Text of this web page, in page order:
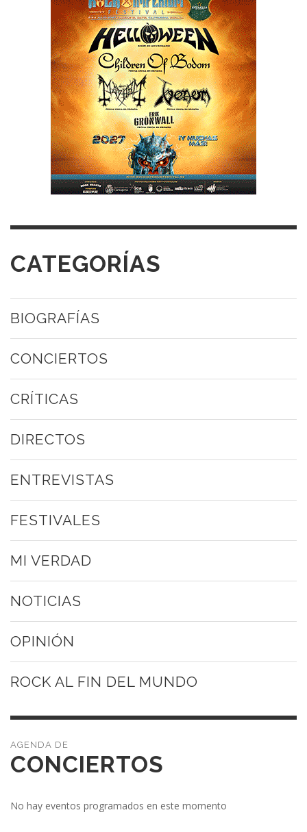
CATEGORÍAS
BIOGRAFÍAS
CONCIERTOS
CRÍTICAS
DIRECTOS
ENTREVISTAS
FESTIVALES
MI VERDAD
NOTICIAS
OPINIÓN
ROCK AL FIN DEL MUNDO
CONCIERTOS
No hay eventos programados en este momento